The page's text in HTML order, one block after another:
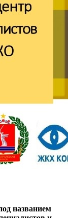
названием